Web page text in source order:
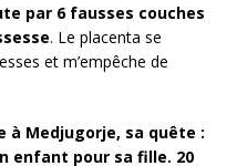
par 6 fausses couches
. Le placenta se
et m’empêche de
à Medjugorje, sa quête :
enfant pour sa fille. 20